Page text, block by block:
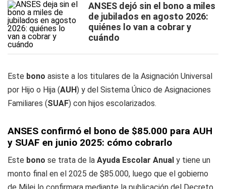
ANSES dejó sin el bono a miles
de jubilados en agosto 2026:
quiénes lo van a cobrar y
cuándo
Este bono asiste a los titulares de la Asignación Universal
por Hijo o Hija (AUH) y del Sistema Único de Asignaciones
Familiares (SUAF) con hijos escolarizados.
ANSES confirmó el bono de $85.000 para AUH
y SUAF en junio 2025: cómo cobrarlo
Este bono se trata de la Ayuda Escolar Anual y tiene un
monto final en el 2025 de $85.000, luego que el gobierno